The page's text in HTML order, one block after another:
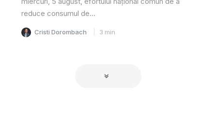
reduce consumul de...
Cristi Dorombach 3 min